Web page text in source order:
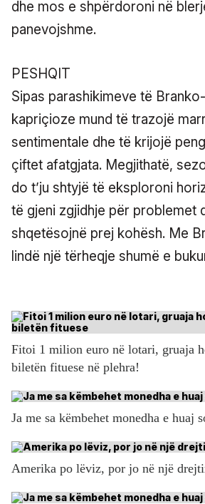
dhe mos e shpërdoroni në
panevojshme.
PESHQIT
Sipas parashikimeve të
kapriçioze mund të trazojë
sentimentale dhe të krijojë
çiftet afatgjata. Megjithatë,
do t’ju shtyjë të eksploroni
të gjeni zgjidhje për problemet
shqetësojnë prej kohësh. Me
lindë një tërheqje shumë e
Fitoi 1 milion euro në lotari, gruaja
biletën fituese në plehra!
Ja me sa këmbehet monedha e huaj
Amerika po lëviz, por jo në një